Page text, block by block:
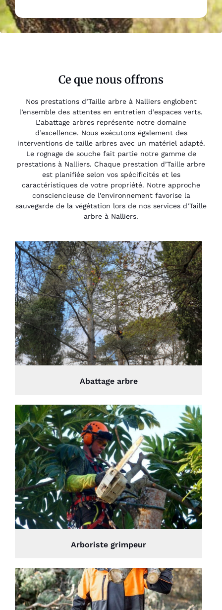
Ce que nous offrons
Nos prestations d’Taille arbre à Nalliers englobent
l’ensemble des attentes en entretien d’espaces verts.
L’abattage arbres représente notre domaine
d’excellence. Nous exécutons également des
interventions de taille arbres avec un matériel adapté.
Le rognage de souche fait partie notre gamme de
prestations à Nalliers. Chaque prestation d’Taille arbre
est planifiée selon vos spécificités et les
caractéristiques de votre propriété. Notre approche
consciencieuse de l’environnement favorise la
sauvegarde de la végétation lors de nos services d’Taille
arbre à Nalliers.
Abattage arbre
Arboriste grimpeur